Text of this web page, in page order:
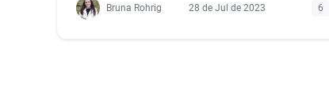
Bruna Rohrig 28 de Jul de 2023 6